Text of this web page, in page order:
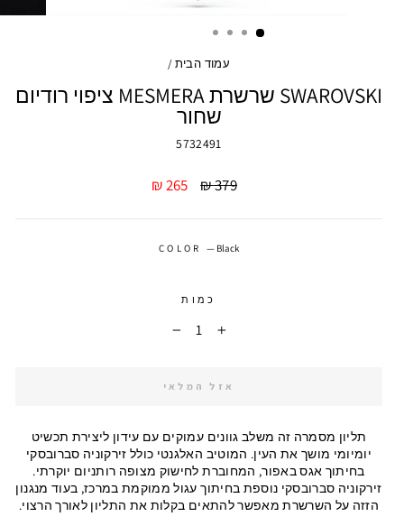
עמוד הבית /
SWAROVSKI שרשרת MESMERA ציפוי רודיום
שחור
5732491
מחיר
379 ₪
מחיר
265 ₪
COLOR — Black
כמות
+
אזל המלאי
תליון מסמרה זה משלב גוונים עמוקים עם עידון ליצירת תכשיט
יומיומי מושך את העין. המוטיב האלגנטי כולל זירקוניה סברובסקי
בחיתוך אגס באפור, המחוברת לחישוק מצופה רותניום יוקרתי.
זירקוניה סברובסקי נוספת בחיתוך עגול ממוקמת במרכז, בעוד מנגנון
הזזה על השרשרת מאפשר להתאים בקלות את התליון לאורך הרצוי.